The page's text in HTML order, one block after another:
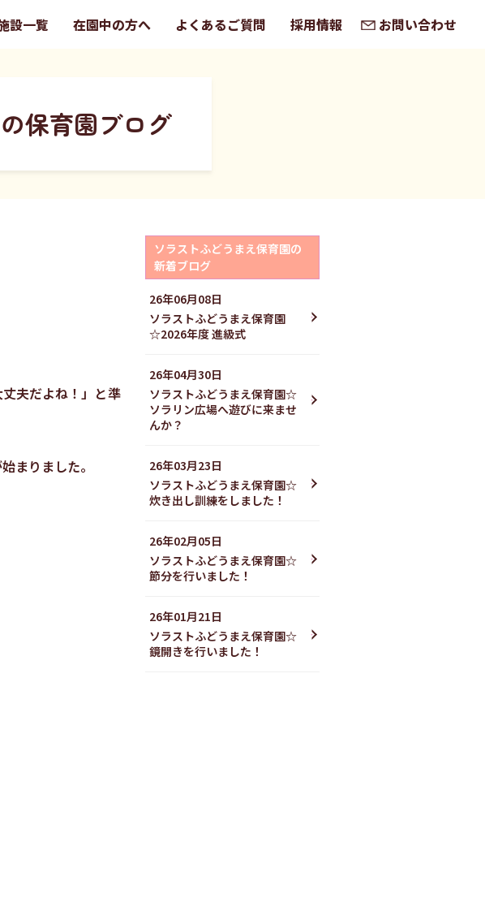
設一覧 在園中の方へ よくあるご質問 採用情報 お問い合わせ
保育園ブログ
夫だよね！」と準
まりました。
ソラストふどうまえ保育園の
新着ブログ
26年06月08日
ソラストふどうまえ保育園
☆2026年度 進級式
26年04月30日
ソラストふどうまえ保育園☆
ソラリン広場へ遊びに来ませ
んか？
26年03月23日
ソラストふどうまえ保育園☆
炊き出し訓練をしました！
26年02月05日
ソラストふどうまえ保育園☆
節分を行いました！
26年01月21日
ソラストふどうまえ保育園☆
鏡開きを行いました！